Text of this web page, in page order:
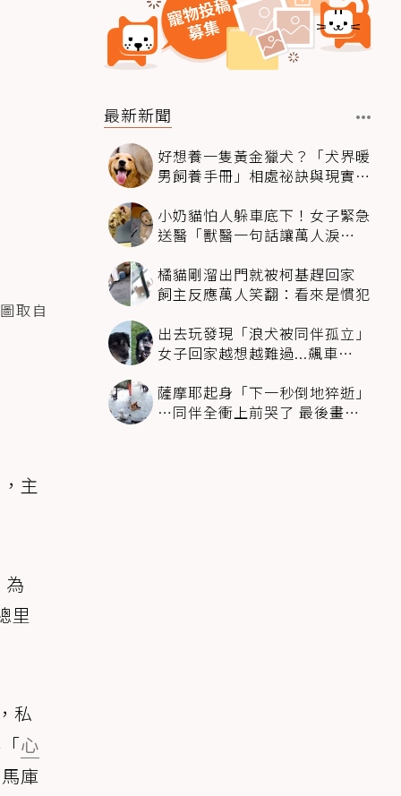
取自
主
里
私
心
庫
最新新聞
好想養一隻黃金獵犬？「犬界暖
男飼養手冊」相處祕訣與現實面
小奶貓怕人躲車底下！女子緊急
送醫「獸醫一句話讓萬人淚
橘貓剛溜出門就被柯基趕回家
飼主反應萬人笑翻：看來是慣犯
出去玩發現「浪犬被同伴孤立」
女子回家越想越難過...飆車
薩摩耶起身「下一秒倒地猝逝」
…同伴全衝上前哭了 最後畫面